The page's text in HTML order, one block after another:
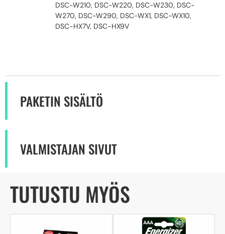
DSC-W210, DSC-W220, DSC-W230, DSC-
W270, DSC-W290, DSC-WX1, DSC-WX10,
DSC-HX7V, DSC-HX9V
PAKETIN SISÄLTÖ
VALMISTAJAN SIVUT
TUTUSTU MYÖS